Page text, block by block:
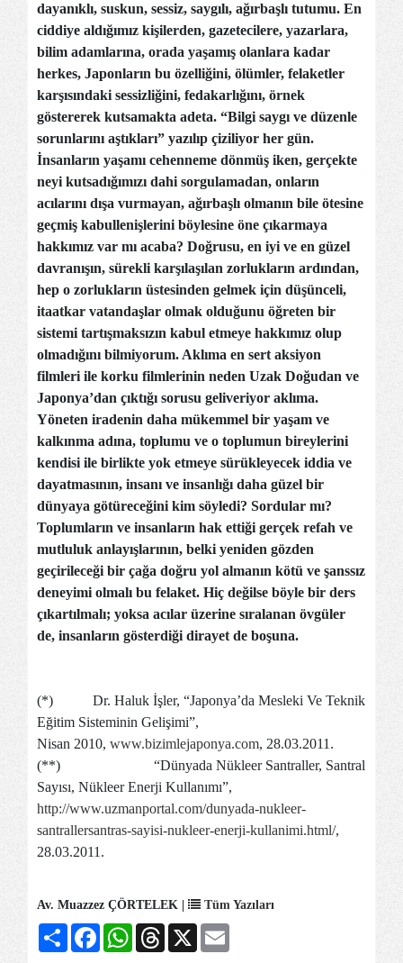
dayanıklı, suskun, sessiz, saygılı, ağırbaşlı tutumu. En
ciddiye aldığımız kişilerden, gazetecilere, yazarlara,
bilim adamlarına, orada yaşamış olanlara kadar
herkes, Japonların bu özelliğini, ölümler, felaketler
karşısındaki sessizliğini, fedakarlığını, örnek
göstererek kutsamakta adeta. “Bilgi saygı ve düzenle
sorunlarını aştıkları” yazılıp çiziliyor her gün.
İnsanların yaşamı cehenneme dönmüş iken, gerçekte
neyi kutsadığımızı dahi sorgulamadan, onların
acılarını dışa vurmayan, ağırbaşlı olmanın bile ötesine
geçmiş kabullenişlerini böylesine öne çıkarmaya
hakkımız var mı acaba? Doğrusu, en iyi ve en güzel
davranışın, sürekli karşılaşılan zorlukların ardından,
hep o zorlukların üstesinden gelmek için düşünceli,
itaatkar vatandaşlar olmak olduğunu öğreten bir
sistemi tartışmaksızın kabul etmeye hakkımız olup
olmadığını bilmiyorum. Aklıma en sert aksiyon
filmleri ile korku filmlerinin neden Uzak Doğudan ve
Japonya’dan çıktığı sorusu geliveriyor aklıma.
Yöneten iradenin daha mükemmel bir yaşam ve
kalkınma adına, toplumu ve o toplumun bireylerini
kendisi ile birlikte yok etmeye sürükleyecek iddia ve
dayatmasının, insanı ve insanlığı daha güzel bir
dünyaya götüreceğini kim söyledi? Sordular mı?
Toplumların ve insanların hak ettiği gerçek refah ve
mutluluk anlayışlarının, belki yeniden gözden
geçirileceği bir çağa doğru yol almanın kötü ve şanssız
deneyimi olmalı bu felaket. Hiç değilse böyle bir ders
çıkartılmalı; yoksa acılar üzerine sıralanan övgüler
de, insanların gösterdiği dirayet de boşuna.
(*)
Dr. Haluk İşler, “Japonya’da Mesleki Ve Teknik
Eğitim Sisteminin Gelişimi”,
Nisan 2010, www.bizimlejaponya.com, 28.03.2011.
(**) “Dünyada Nükleer Santraller, Santral
Sayısı, Nükleer Enerji Kullanımı”,
http://www.uzmanportal.com/dunyada-nukleer-
santrallersantras-sayisi-nukleer-enerji-kullanimi.html/,
28.03.2011.
Av. Muazzez ÇÖRTELEK | Tüm Yazıları
Share FacebookWhatsAppThreads
X